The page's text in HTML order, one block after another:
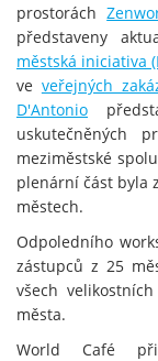
prostorách
představeny
městská iniciativa
ve veřejných
D'Antonio
uskutečněných
meziměstské
plenární část byla
městech.
Odpoledního
zástupců z 25
všech
města.
World Café